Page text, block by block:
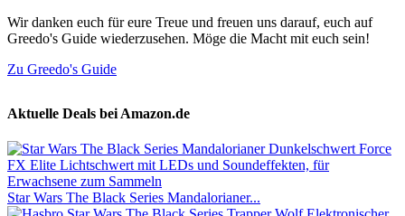
Wir danken euch für eure Treue und freuen uns darauf, euch auf
Greedo's Guide wiederzusehen. Möge die Macht mit euch sein!
Zu Greedo's Guide
Aktuelle Deals bei Amazon.de
Star Wars The Black Series Mandalorianer...